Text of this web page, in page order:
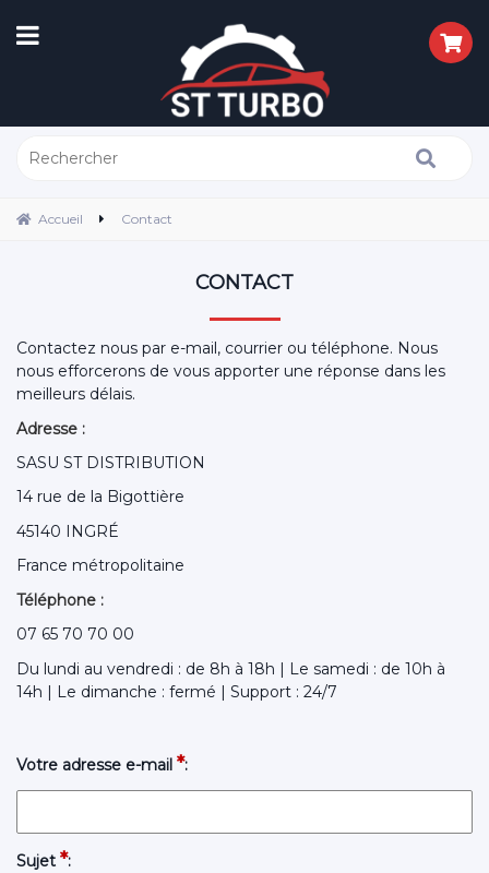
Accueil Contact
CONTACT
Contactez nous par e-mail, courrier ou téléphone. Nous
nous efforcerons de vous apporter une réponse dans les
meilleurs délais.
Adresse :
SASU ST DISTRIBUTION
14 rue de la Bigottière
45140 INGRÉ
France métropolitaine
Téléphone :
07 65 70 70 00
Du lundi au vendredi : de 8h à 18h | Le samedi : de 10h à
14h | Le dimanche : fermé | Support : 24/7
Votre adresse e-mail *:
Sujet *: